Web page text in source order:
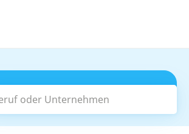
oder Unternehmen
Suchen